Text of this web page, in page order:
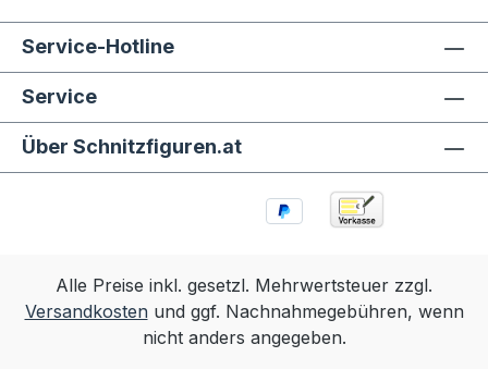
Service-Hotline
Service
Über Schnitzfiguren.at
Alle Preise inkl. gesetzl. Mehrwertsteuer zzgl.
Versandkostenund ggf. Nachnahmegebühren, wenn
nicht anders angegeben.